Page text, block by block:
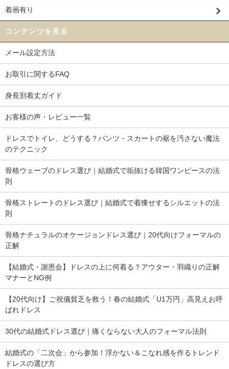
着画有り
コンテンツを見る
メール設定方法
お取引に関するFAQ
身長別着丈ガイド
お客様の声・レビュー一覧
ドレスでトイレ、どうする？パンツ・スカートの裾を汚さない魔法
のテクニック
骨格ウェーブのドレス選び｜結婚式で垢抜ける韓国ワンピースの法
則
骨格ストレートのドレス選び｜結婚式で着痩せするシルエットの法
則
骨格ナチュラルのオケージョンドレス選び｜20代向けフォーマルの
正解
【結婚式・謝恩会】ドレスの上に何着る？アウター・羽織りの正解
マナーとNG例
【20代向け】ご祝儀貧乏を救う！春の結婚式「U1万円」高見えお呼
ばれドレス
30代の結婚式ドレス選び｜痛くならない大人のフォーマル法則
結婚式の「二次会」から参加！浮かない＆こなれ感を作るトレンド
ドレスの選び方